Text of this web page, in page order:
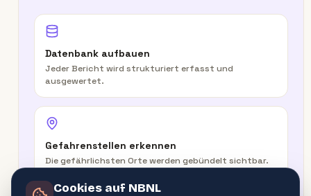
Datenbank aufbauen
Jeder Bericht wird strukturiert erfasst und
ausgewertet.
Gefahrenstellen erkennen
Die gefährlichsten Orte werden gebündelt sichtbar.
Cookies auf NBNL